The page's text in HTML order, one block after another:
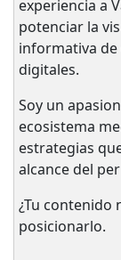
experiencia a
potenciar la
informativa
digitales.
Soy un
ecosistema
estrategias
alcance del
¿Tu contenido
posicionarlo.